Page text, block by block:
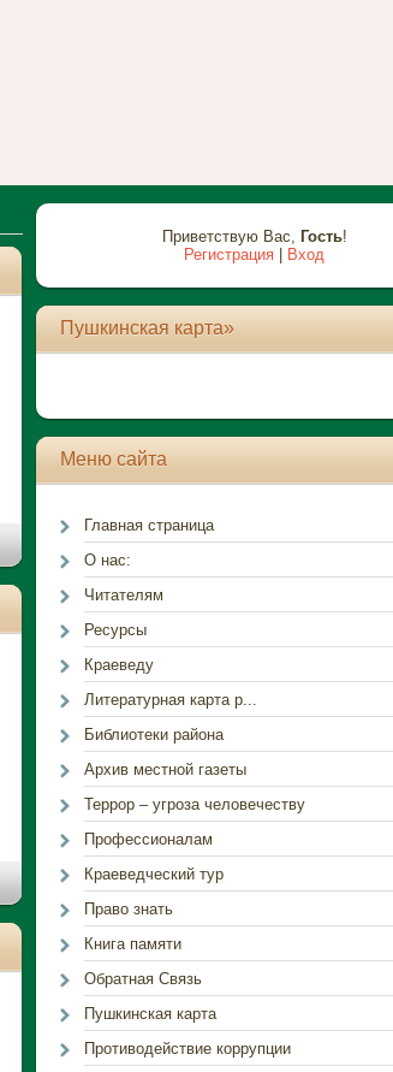
Приветствую Вас Гость!
Регистрация | Вход
Пушкинская карта»
Меню сайта
Главная страница
О нас:
Читателям
Ресурсы
Краеведу
Литературная карта р...
Библиотеки района
Архив местной газеты
Террор – угроза человечеству
Профессионалам
Краеведческий тур
Право знать
Книга памяти
Обратная Связь
Пушкинская карта
Противодействие коррупции